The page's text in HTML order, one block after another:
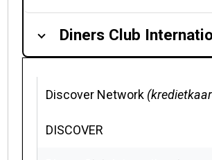
Diners Club
Discover Network
DISCOVER